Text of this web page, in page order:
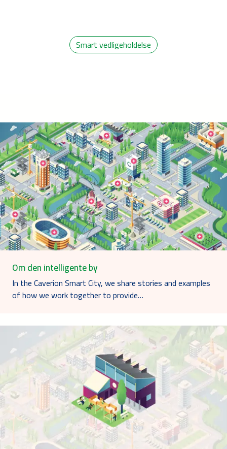
Smart vedligeholdelse
Om den intelligente by
In the Caverion Smart City, we share stories and examples
of how we work together to provide…